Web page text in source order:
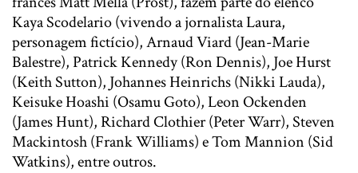
Kaya Scodelario (vivendo a jornalista Laura,
personagem fictício), Arnaud Viard (Jean-Marie
Balestre), Patrick Kennedy (Ron Dennis), Joe Hurst
(Keith Sutton), Johannes Heinrichs (Nikki Lauda),
Keisuke Hoashi (Osamu Goto), Leon Ockenden
(James Hunt), Richard Clothier (Peter Warr), Steven
Mackintosh (Frank Williams) e Tom Mannion (Sid
Watkins), entre outros.